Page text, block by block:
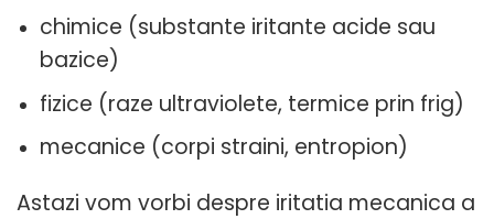
chimice (substante iritante acide sau
bazice)
fizice (raze ultraviolete, termice prin frig)
mecanice (corpi straini, entropion)
Astazi vom vorbi despre iritatia mecanica a